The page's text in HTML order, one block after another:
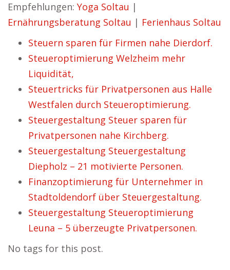
Empfehlungen: Yoga Soltau |
Ernährungsberatung Soltau | Ferienhaus Soltau
Steuern sparen für Firmen nahe Dierdorf.
Steueroptimierung Welzheim mehr
Liquidität,
Steuertricks für Privatpersonen aus Halle
Westfalen durch Steueroptimierung.
Steuergestaltung Steuer sparen für
Privatpersonen nahe Kirchberg.
Steuergestaltung Steuergestaltung
Diepholz – 21 motivierte Personen.
Finanzoptimierung für Unternehmer in
Stadtoldendorf über Steuergestaltung.
Steuergestaltung Steueroptimierung
Leuna – 5 überzeugte Privatpersonen.
No tags for this post.